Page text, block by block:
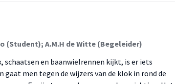
(Student); A.M.H de Witte (Begeleider)
en baanwielrennen kijkt, is er iets
gaat men tegen de wijzers van de klok in rond de